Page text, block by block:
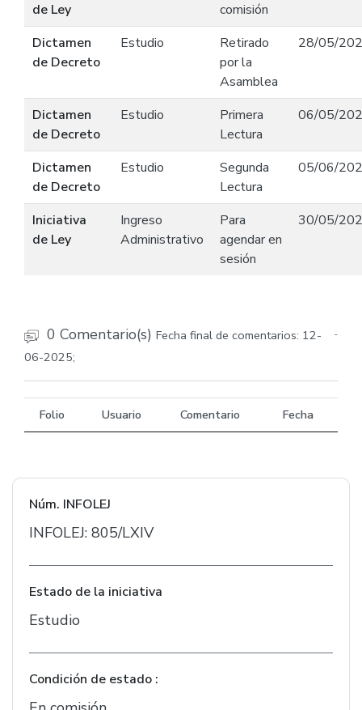
de Ley
comisión
Dictamen
de Decreto
Estudio
Retirado
por la
Asamblea
28/05/
Dictamen
de Decreto
Estudio
Primera
Lectura
06/05/
Dictamen
de Decreto
Estudio
Segunda
Lectura
05/06/
Iniciativa
de Ley
Ingreso
Administrativo
Para
agendar en
sesión
30/05/
0 Comentario(s) Fecha final de comentarios: 12-
06-2025;
-
Folio Usuario Comentario Fecha
Núm. INFOLEJ
INFOLEJ: 805/LXIV
Estado de la iniciativa
Estudio
Condición de estado :